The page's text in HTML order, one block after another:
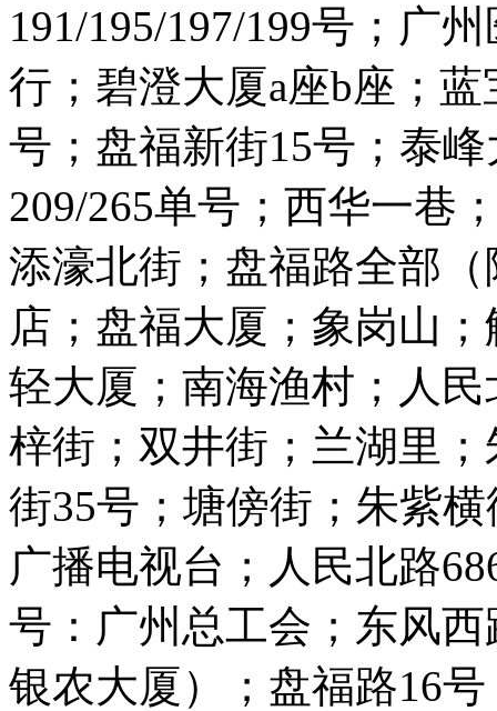
191/195/197/199号；广
行；碧澄大厦a座b座；
号；盘福新街15号；泰
209/265单号；西华一巷
添濠北街；盘福路全部
店；盘福大厦；象岗山
轻大厦；南海渔村；人
梓街；双井街；兰湖里
街35号；塘傍街；朱紫
广播电视台；人民北路
号：广州总工会；东风
银农大厦）；盘福路16